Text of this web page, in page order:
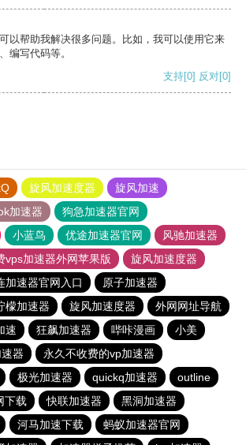
以帮助我解决很多问题。比如，我可以使用它来
编写代码等。
支持[0] 反对[0]
旋风加速度器
旋风加速
加速器
狗急加速器官网
小蓝鸟 优途加速器官网
风驰加速器
vps加速器外网苹果版
旋风加速度器
加速器官网入口
原子加速器
檬加速器 旋风加速度器
外网网址导航
速 狂飙加速器 哔咔漫画
小美
器
永久不收费的vp加速器
极光加速器 quickq加速器
outline
下载
快联加速器
黑洞加速器
河马加速下载
蚂蚁加速器官网